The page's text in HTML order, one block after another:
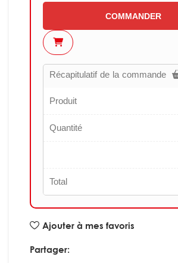
COMMANDER
Récapitulatif de la commande
Produit
Quantité
Total
Ajouter à mes favoris
Partager: